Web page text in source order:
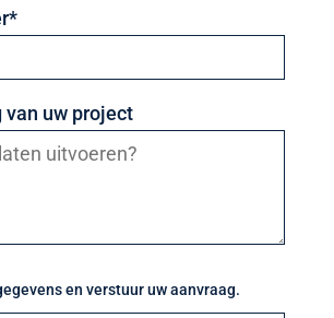
van uw project
en verstuur uw aanvraag.